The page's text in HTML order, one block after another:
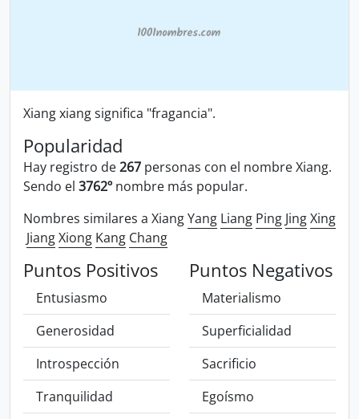
Xiang xiang significa "fragancia".
Popularidad
Hay registro de267 personas con el nombre Xiang.
Sendo el 3762º nombre más popular.
Nombres similares a XiangYang Liang Ping JingXing
JiangXiong Kang Chang
Puntos Positivos
Entusiasmo
Generosidad
Introspección
Tranquilidad
Puntos Negativos
Materialismo
Superficialidad
Sacrificio
Egoísmo